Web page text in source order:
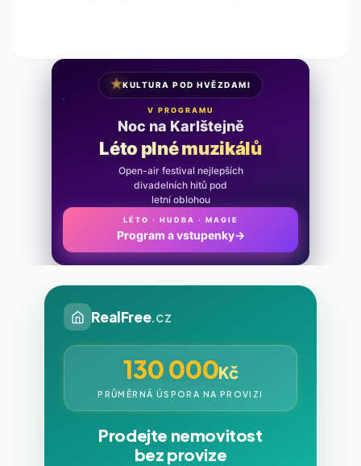
★KULTURA POD HVĚZDAMI
V PROGRAMU
Noc na Karlštejně
Léto plné muzikálů
Open-air festival nejlepších
divadelních hitů pod
letní oblohou
LÉTO · HUDBA · MAGIE
Program a vstupenky →
RealFree.cz
130 000Kč
PRŮMĚRNÁ ÚSPORA NA PROVIZI
Prodejte nemovitost
bez provize